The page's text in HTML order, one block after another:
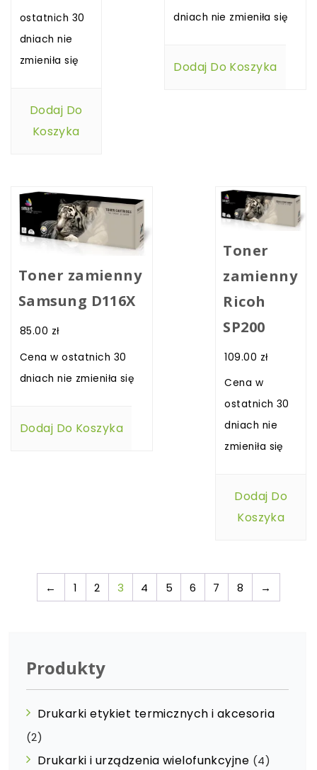
ostatnich 30
dniach nie
zmieniła się
Dodaj Do
Koszyka
dniach nie zmieniła się
Dodaj Do Koszyka
Toner zamienny
Samsung D116X
85.00 zł
Cena w ostatnich 30
dniach nie zmieniła się
Dodaj Do Koszyka
Toner
zamienny
Ricoh
SP200
109.00 zł
Cena w
ostatnich 30
dniach nie
zmieniła się
Dodaj Do
Koszyka
← 1 2 3 4 5 6 7 8 →
Produkty
Drukarki etykiet termicznych i akcesoria
(2)
Drukarki i urządzenia wielofunkcyjne (4)